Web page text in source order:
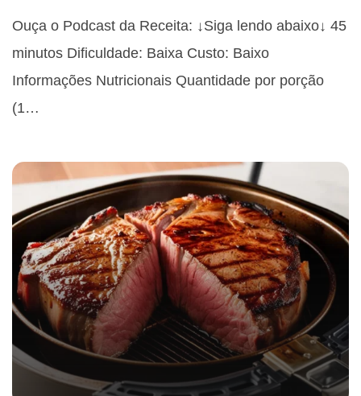
Ouça o Podcast da Receita: ↓Siga lendo abaixo↓ 45
minutos Dificuldade: Baixa Custo: Baixo
Informações Nutricionais Quantidade por porção
(1…